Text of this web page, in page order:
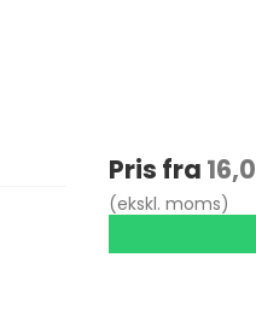
Pris fra
(ekskl. moms)